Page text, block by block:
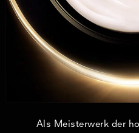
Als Meisterwerk der